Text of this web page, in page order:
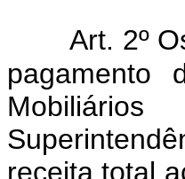
Art. 2º
pagamento
receita total